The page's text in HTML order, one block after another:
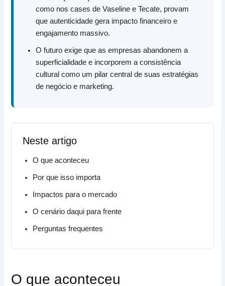
como nos cases de Vaseline e Tecate, provam
que autenticidade gera impacto financeiro e
engajamento massivo.
O futuro exige que as empresas abandonem a
superficialidade e incorporem a consistência
cultural como um pilar central de suas estratégias
de negócio e marketing.
Neste artigo
O que aconteceu
Por que isso importa
Impactos para o mercado
O cenário daqui para frente
Perguntas frequentes
O que aconteceu